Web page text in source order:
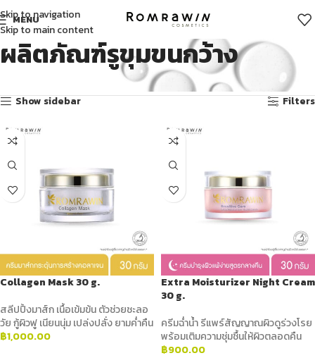
Skip to navigation
Skip to main content
MENU
ผลิตภัณฑ์รูขุมขนกว้าง
Show sidebar
Filters
Collagen Mask 30 g.
สลีปปิ้งมาส์ก เนื้อเข้มข้น ตัวช่วยชะลอ
วัย กู้ผิวฟู เนียนนุ่ม เปล่งปลั่ง ยามค่ำคืน
฿1,000.00
Extra Moisturizer Night Cream
30 g.
ครีมฉ่ำน้ำ รีแพร์สัญญาณผิวดูร่วงโรย
พร้อมเติมความชุ่มชื้นให้ผิวตลอดคืน
฿900.00